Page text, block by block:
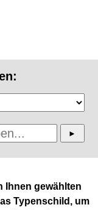
Ihnen gewählten
Typenschild, um